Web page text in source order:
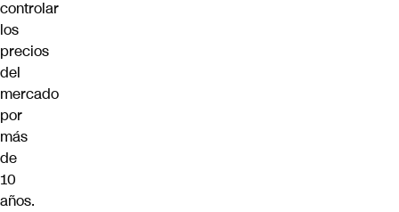
controlar
los
precios
del
mercado
por
más
de
10
años.